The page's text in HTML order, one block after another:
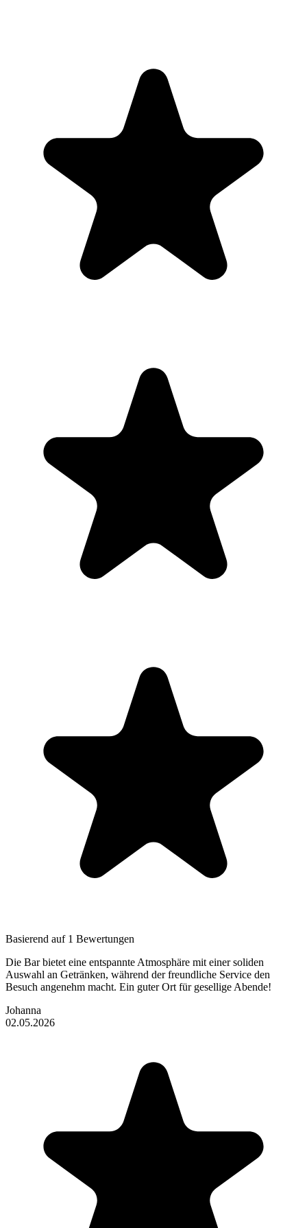
Basierend auf 1 Bewertungen
Die Bar bietet eine entspannte Atmosphäre mit einer soliden
Auswahl an Getränken, während der freundliche Service den
Besuch angenehm macht. Ein guter Ort für gesellige Abende!
Johanna
02.05.2026